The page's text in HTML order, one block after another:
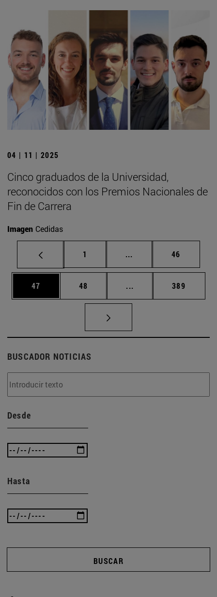
04 | 11 | 2025
Cinco graduados de la Universidad,
reconocidos con los Premios Nacionales de
Fin de Carrera
Imagen Cedidas
Página
1 ... Páginas intermedias
Página
46
Página
47 Página
48 ... Páginas intermedias
Página
389
BUSCADOR NOTICIAS
Desde
Hasta
BUSCAR